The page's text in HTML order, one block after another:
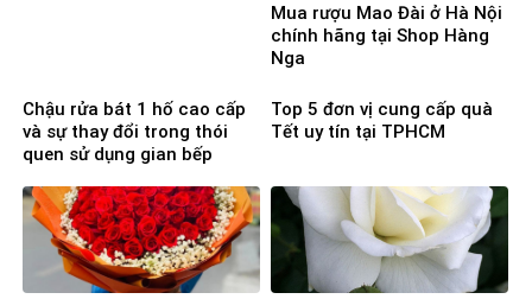
Mua rượu Mao Đài ở Hà Nội
chính hãng tại Shop Hàng
Nga
Chậu rửa bát 1 hố cao cấp
và sự thay đổi trong thói
quen sử dụng gian bếp
Top 5 đơn vị cung cấp quà
Tết uy tín tại TPHCM